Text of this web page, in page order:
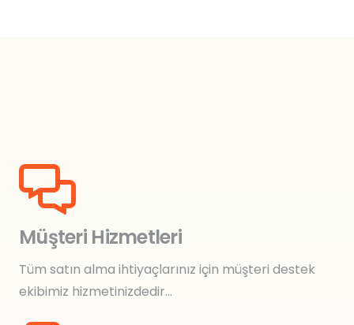
Müşteri Hizmetleri
Tüm satın alma ihtiyaçlarınız için müşteri destek
ekibimiz hizmetinizdedir…